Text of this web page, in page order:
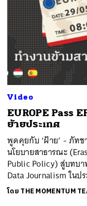
Video
EUROPE Pass
ย้ายประเทศ
พูดคุยกับ ‘ฝ้าย’ - ภัทช
นโยบายสาธารณะ
Public Policy) สู่บทบ
Data Journalism ในป
โดย THE MOMENTUM